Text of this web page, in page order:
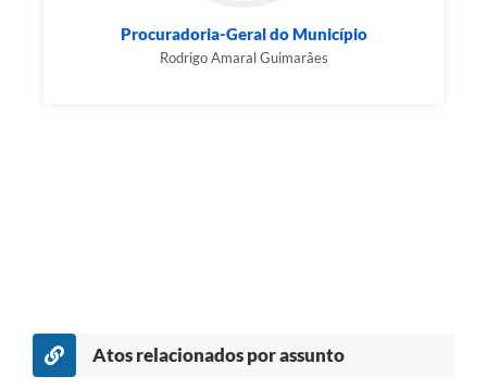
Procuradoria-Geral do Município
Rodrigo Amaral Guimarães
Atos relacionados por assunto